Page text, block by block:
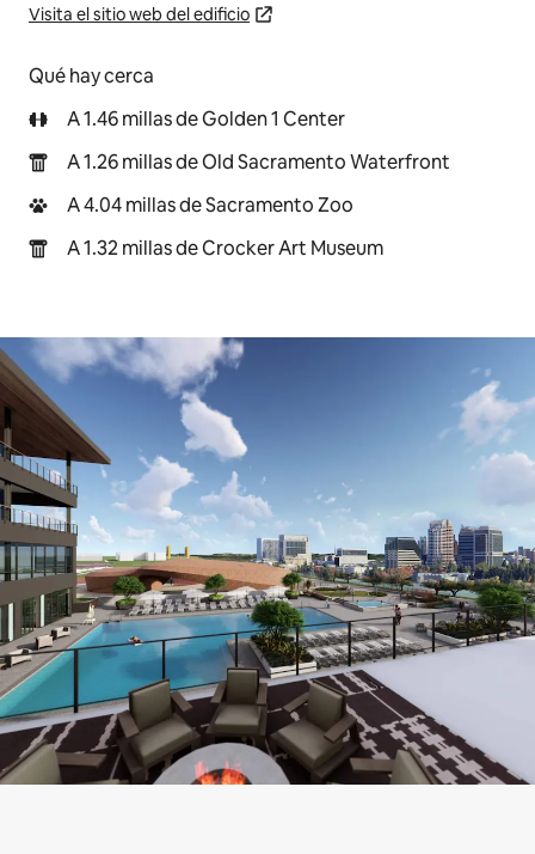
Visita el sitio web del edificio
Qué hay cerca
A 1.46 millas de Golden 1 Center
A 1.26 millas de Old Sacramento Waterfront
A 4.04 millas de Sacramento Zoo
A 1.32 millas de Crocker Art Museum